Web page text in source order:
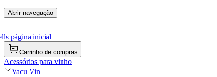
Abrir navegação
página inicial
Carrinho de compras
Acessórios para vinho
Vacu Vin